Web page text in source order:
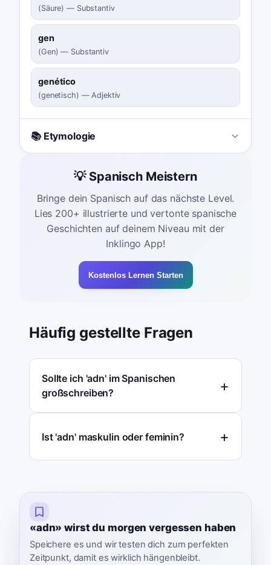
(Säure) — Substantiv
gen
(Gen) — Substantiv
genético
(genetisch) —Adjektiv
📚 Etymologie
💡 Spanisch Meistern
Bringe dein Spanisch auf das nächste Level.
Lies 200+ illustrierte und vertonte spanische
Geschichten auf deinem Niveau mit der
Inklingo App!
Kostenlos Lernen Starten
Häufig gestellte Fragen
Sollte ich 'adn' im Spanischen
großschreiben?
Ist 'adn' maskulin oder feminin?
«adn» wirst du morgen vergessen haben
Speichere es und wir testen dich zum perfekten
Zeitpunkt, damit es wirklich hängenbleibt.